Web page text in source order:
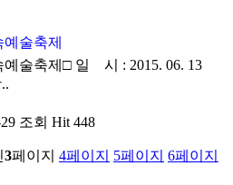
술축제
예술축제□ 일 시 : 2015. 06. 13
조회 Hit 448
3페이지 4페이지 5페이지 6페이지